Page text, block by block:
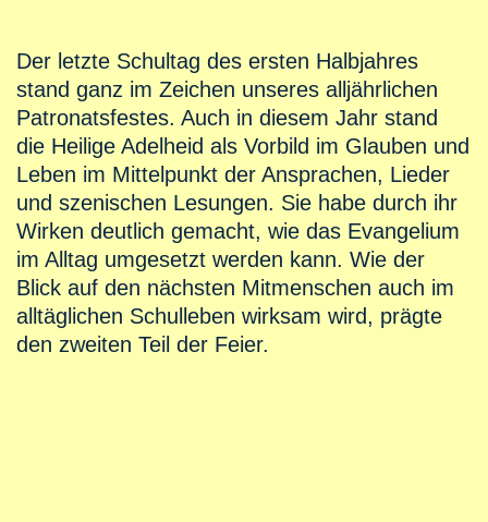
Der letzte Schultag des ersten Halbjahres
stand ganz im Zeichen unseres alljährlichen
Patronatsfestes. Auch in diesem Jahr stand
die Heilige Adelheid als Vorbild im Glauben und
Leben im Mittelpunkt der Ansprachen, Lieder
und szenischen Lesungen. Sie habe durch ihr
Wirken deutlich gemacht, wie das Evangelium
im Alltag umgesetzt werden kann. Wie der
Blick auf den nächsten Mitmenschen auch im
alltäglichen Schulleben wirksam wird, prägte
den zweiten Teil der Feier.